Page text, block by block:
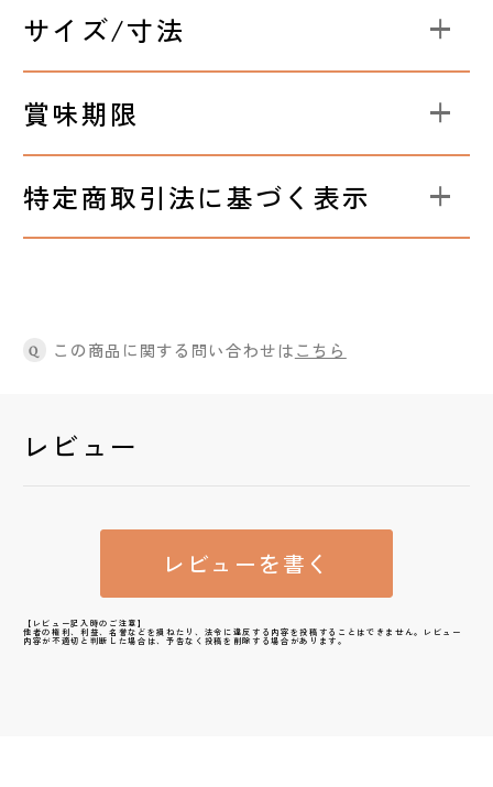
サイズ/寸法
賞味期限
特定商取引法に基づく表示
Q この商品に関する問い合わせはこちら
レビュー
レビューを書く
【レビュー記入時のご注意】
他者の権利、利益、名誉などを損ねたり、法令に違反する内容を投稿することはできません。レビュー
内容が不適切と判断した場合は、予告なく投稿を削除する場合があります。